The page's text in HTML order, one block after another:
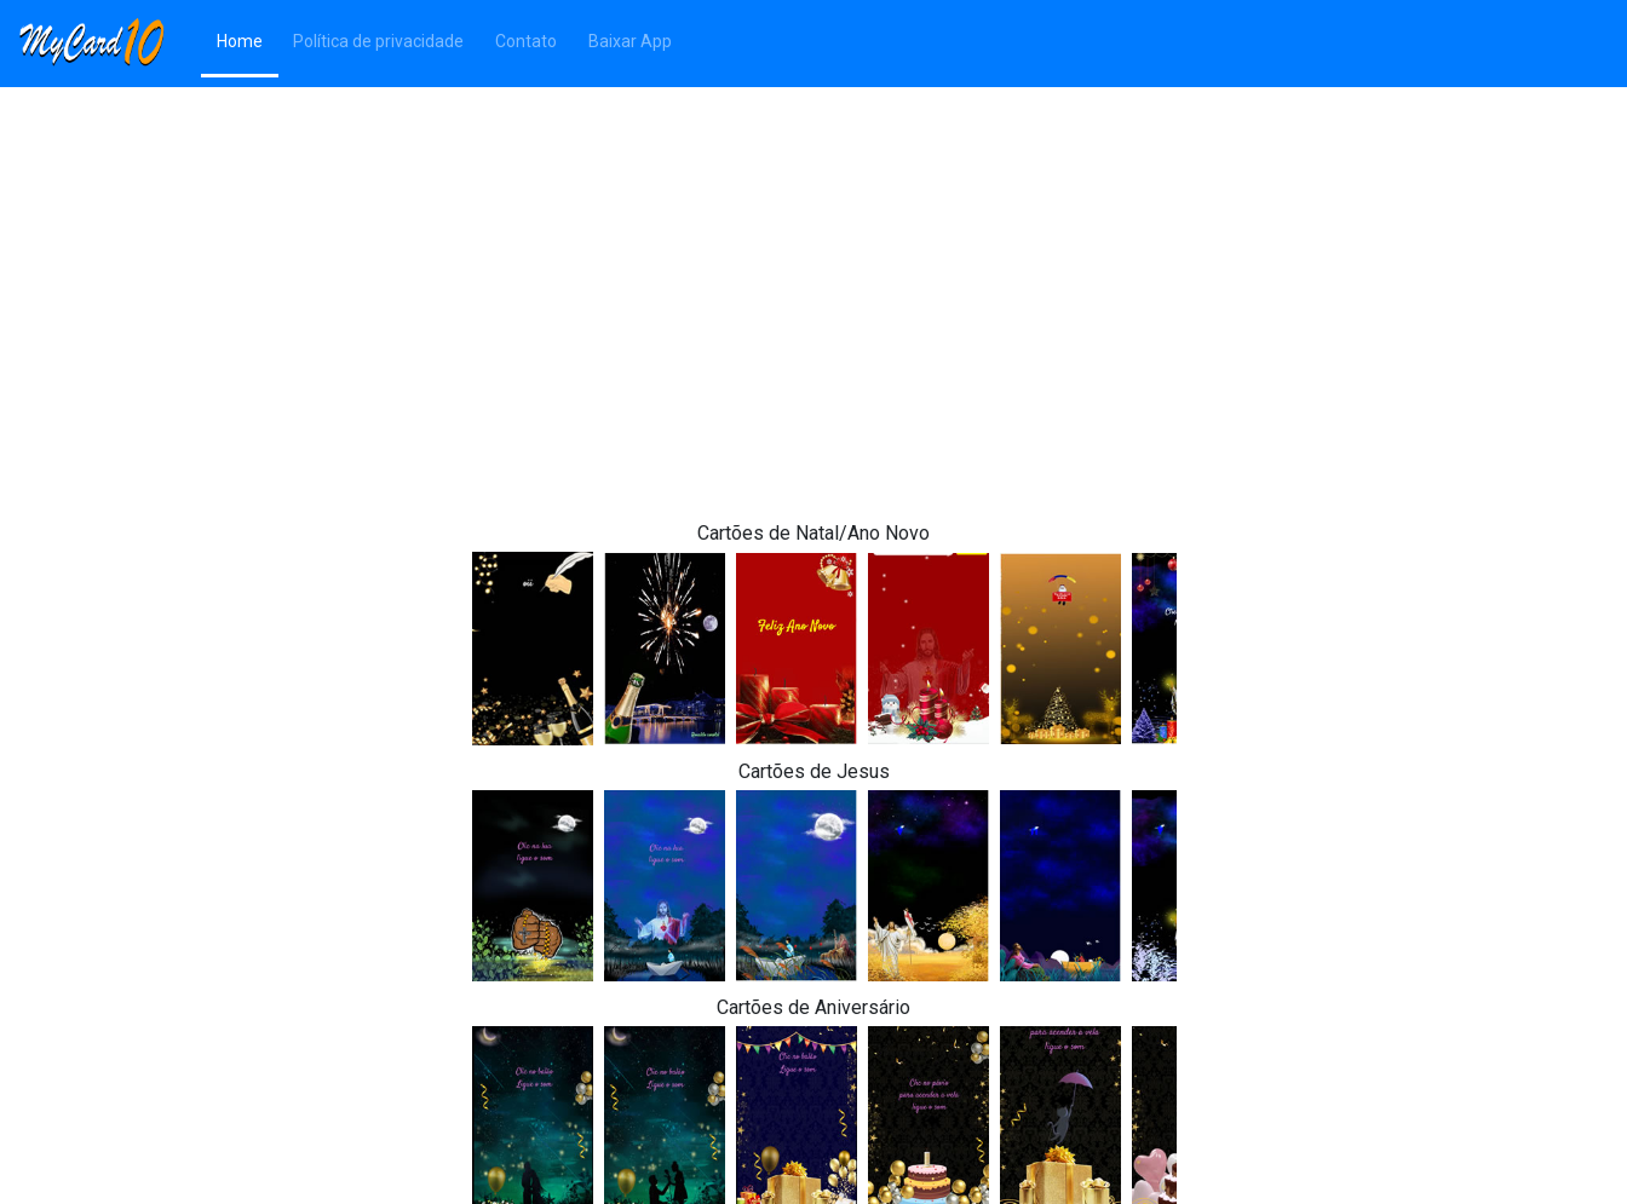
Home(Página atual)
Política de privacidade Contato Baixar App
Cartões de Natal/Ano Novo
Cartões de Jesus
Cartões de Aniversário